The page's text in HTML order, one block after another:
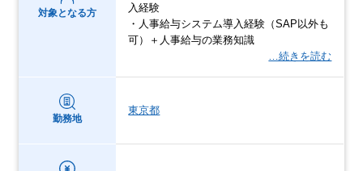
対象となる方
入経験
・人事給与システム導入経験（SAP以外も
可）＋人事給与の業務知識
…続きを読む
勤務地
東京都